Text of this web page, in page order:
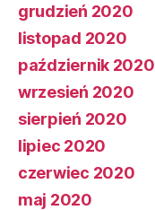
grudzień 2020
listopad 2020
październik 2020
wrzesień 2020
sierpień 2020
lipiec 2020
czerwiec 2020
maj 2020